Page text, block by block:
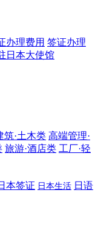
办理费用 签证办理
日本大使馆
筑·土木类 高端管理·
旅游·酒店类 工厂·轻
本签证 日本生活 日语